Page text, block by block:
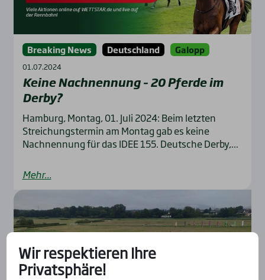
Breaking News Deutschland Galopp
01.07.2024
Kei­ne Nach­nen­nung – 20 Pfer­de im
Der­by?
Hamburg, Montag, 01. Juli 2024: Beim letzten
Streichungstermin am Montag gab es keine
Nachnennung für das IDEE 155. Deutsche Derby,...
Mehr...
Wir respektieren Ihre
Privatsphäre!